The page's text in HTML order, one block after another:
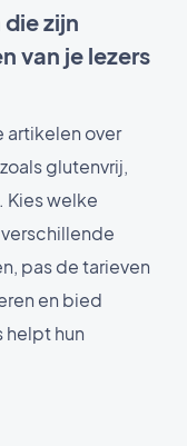
zijn
van je lezers
artikelen over
glutenvrij,
Kies welke
pas de tarieven
en bied
helpt hun